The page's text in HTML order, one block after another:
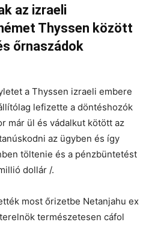
az izraeli
Thyssen között
őrnaszádok
a Thyssen izraeli embere
lefizette a döntéshozók
már ül és vádalkut kötött az
az ügyben és így
töltenie és a pénzbüntetést
dollár /.
most őrizetbe Netanjahu ex
természetesen cáfol